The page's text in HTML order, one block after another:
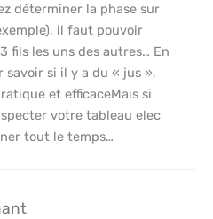
déterminer la phase sur
il faut pouvoir
fils les uns des autres… En
savoir si il y a du « jus »,
et efficaceMais si
votre tableau elec
tout le temps…